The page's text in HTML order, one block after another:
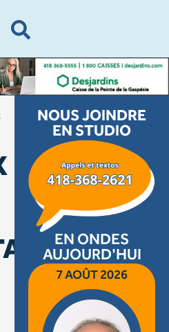
NOUS JOINDRE
EN STUDIO
EN ONDES
AUJOURD'HUI
7 AOÛT 2026